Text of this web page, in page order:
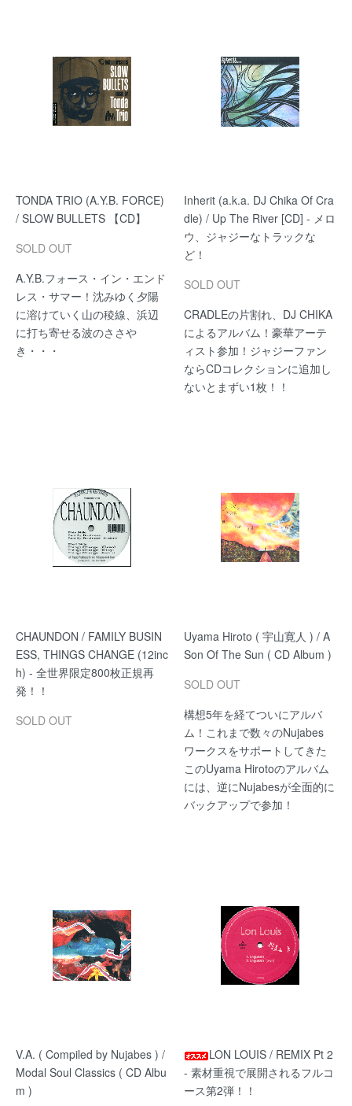
TONDA TRIO (A.Y.B. FORCE)
/ SLOW BULLETS 【CD】
SOLD OUT
A.Y.B.フォース・イン・エンド
レス・サマー！沈みゆく夕陽
に溶けていく山の稜線、浜辺
に打ち寄せる波のささや
き・・・
Inherit (a.k.a. DJ Chika Of Cra
dle) / Up The River [CD] - メロ
ウ、ジャジーなトラックな
ど！
SOLD OUT
CRADLEの片割れ、DJ CHIKA
によるアルバム！豪華アーテ
ィスト参加！ジャジーファン
ならCDコレクションに追加し
ないとまずい1枚！！
CHAUNDON / FAMILY BUSIN
ESS, THINGS CHANGE (12inc
h) - 全世界限定800枚正規再
発！！
SOLD OUT
Uyama Hiroto ( 宇山寛人 ) / A
Son Of The Sun ( CD Album )
SOLD OUT
構想5年を経てついにアルバ
ム！これまで数々のNujabes
ワークスをサポートしてきた
このUyama Hirotoのアルバム
には、逆にNujabesが全面的に
バックアップで参加！
V.A. ( Compiled by Nujabes ) /
Modal Soul Classics ( CD Albu
m )
LON LOUIS / REMIX Pt 2
- 素材重視で展開されるフルコ
ース第2弾！！